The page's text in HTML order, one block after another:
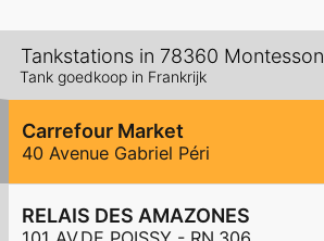
Tankstations in 78360 Montesson
Tank goedkoop in Frankrijk
Carrefour Market
40 Avenue Gabriel Péri
RELAIS DES AMAZONES